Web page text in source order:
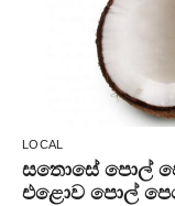
LOCAL
සතොසේ පොල්
එළොව පොල්